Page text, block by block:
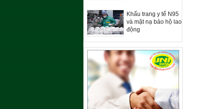
Khẩu trang y tế N95
và mặt nạ bảo hộ lao
động